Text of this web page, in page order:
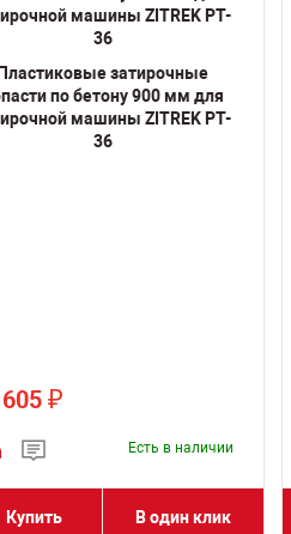
Пластиковые затирочные
по бетону 900 мм для
машины ZITREK PT-
36
₽
Есть в наличии
Купить В один клик